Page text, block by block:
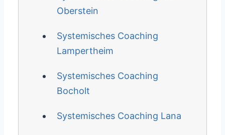
Oberstein
Systemisches Coaching
Lampertheim
Systemisches Coaching
Bocholt
Systemisches Coaching Lana